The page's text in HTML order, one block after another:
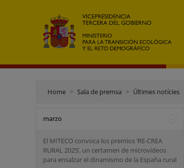
Home Sala de premsa Últimes notícies
marzo
El MITECO convoca los premios ‘RE-CREA
RURAL 2025’, un certamen de microvídeos
para ensalzar el dinamismo de la España rural